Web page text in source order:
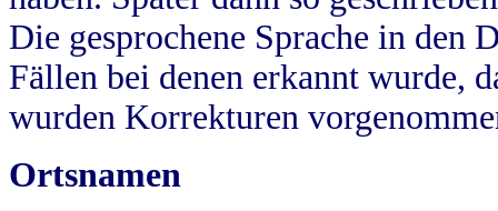
Die gesprochene Sprache in
Fällen bei denen erkannt wurde,
wurden Korrekturen
Ortsnamen